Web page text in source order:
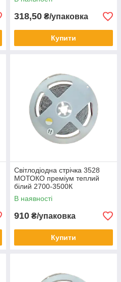
318,50 ₴/упаковка
Купити
Світлодіодна стрічка 3528
МОТОКО преміум теплий
білий 2700-3500К
В наявності
910 ₴/упаковка
Купити